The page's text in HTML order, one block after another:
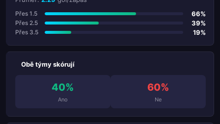
Přes 1.5 66%
Přes 2.5 39%
Přes 3.5 19%
Obě týmy skórují
40%
Ano
60%
Ne